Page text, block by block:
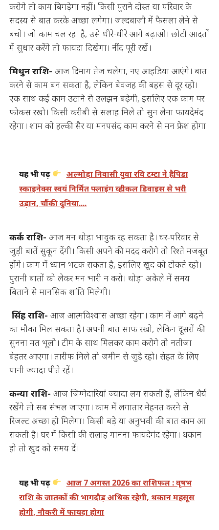
करोगे तो काम बिगड़ेगा नहीं। किसी पुराने दोस्त या परिवार के
सदस्य से बात करके अच्छा लगेगा। जल्दबाज़ी में फैसला लेने से
बचो। जो काम चल रहा है, उसे धीरे-धीरे आगे बढ़ाओ। छोटी आदतों
में सुधार करेंगे तो फायदा दिखेगा। नींद पूरी रखें।
मिथुन राशि- आज दिमाग तेज चलेगा, नए आइडिया आएंगे। बात
करने से काम बन सकता है, लेकिन बेवजह की बहस से दूर रहो।
एक साथ कई काम उठाने से उलझन बढ़ेगी, इसलिए एक काम पर
फोकस रखो। किसी करीबी से सलाह मिले तो सुन लेना फायदेमंद
रहेगा। शाम को हल्की सैर या मनपसंद काम करने से मन फ्रेश होगा।
यह भी पढ़ें
अल्मोड़ा निवासी युवा रवि टम्टा ने हैपिडा
स्काइनेक्स स्वयं निर्मित फ्लाइंग व्हीकल डिवाइस से भरी
उड़ान, चौंकी दुनिया....
कर्क राशि- आज मन थोड़ा भावुक रह सकता है। घर-परिवार से
जुड़ी बातें सुकून देंगी। किसी अपने की मदद करोगे तो रिश्ते मजबूत
होंगे। काम में ध्यान भटक सकता है, इसलिए खुद को टोकते रहो।
पुरानी बातों को लेकर मन भारी न करो। थोड़ा अकेले में समय
बिताने से मानसिक शांंति मिलेगी।
सिंह राशि- आज आत्मविश्वास अच्छा रहेगा। काम में आगे बढ़ने
का मौका मिल सकता है। अपनी बात साफ रखो, लेकिन दूसरों की
सुनना मत भूलो। टीम के साथ मिलकर काम करोगे तो नतीजा
बेहतर आएगा। तारीफ मिले तो जमीन से जुड़े रहो। सेहत के लिए
पानी ज्यादा पीते रहें।
कन्या राशि- आज जिम्मेदारियां ज्यादा लग सकती हैं, लेकिन धैर्य
रखेंगे तो सब संभल जाएगा। काम में लगातार मेहनत करने से
रिजल्ट अच्छा ही मिलेगा। किसी बड़े या अनुभवी की बात काम आ
सकती है। घर में किसी की सलाह मानना फायदेमंद रहेगा। थकान
हो तो खुद को समय दें।
यह भी पढ़ें
आज 7 अगस्त 2026 का राशिफल : वृषभ
राशि के जातकों की भागदौड़ अधिक रहेगी, थकान महसूस
होगी, नौकरी में फायदा होगा